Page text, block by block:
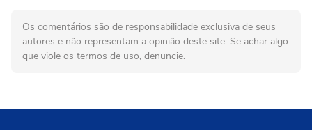
Os comentários são de responsabilidade exclusiva de seus
autores e não representam a opinião deste site. Se achar algo
que viole os termos de uso, denuncie.